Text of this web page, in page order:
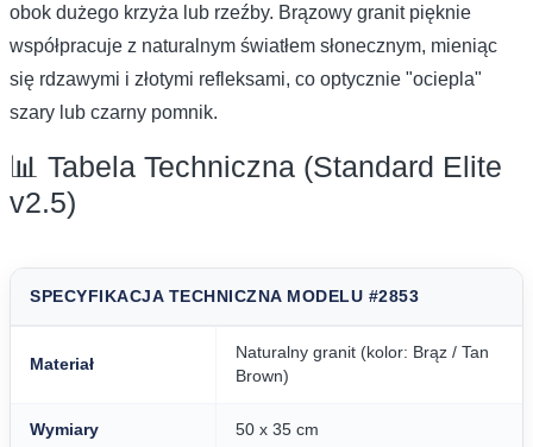
obok dużego krzyża lub rzeźby. Brązowy granit pięknie
współpracuje z naturalnym światłem słonecznym, mieniąc
się rdzawymi i złotymi refleksami, co optycznie "ociepla"
szary lub czarny pomnik.
📊 Tabela Techniczna (Standard Elite
v2.5)
SPECYFIKACJA TECHNICZNA MODELU #2853
Materiał
Naturalny granit (kolor: Brąz / Tan
Brown)
Wymiary 50 x 35 cm